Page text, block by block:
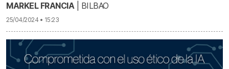
MARKEL FRANCIA| BILBAO
25/04/2024 • 15:23